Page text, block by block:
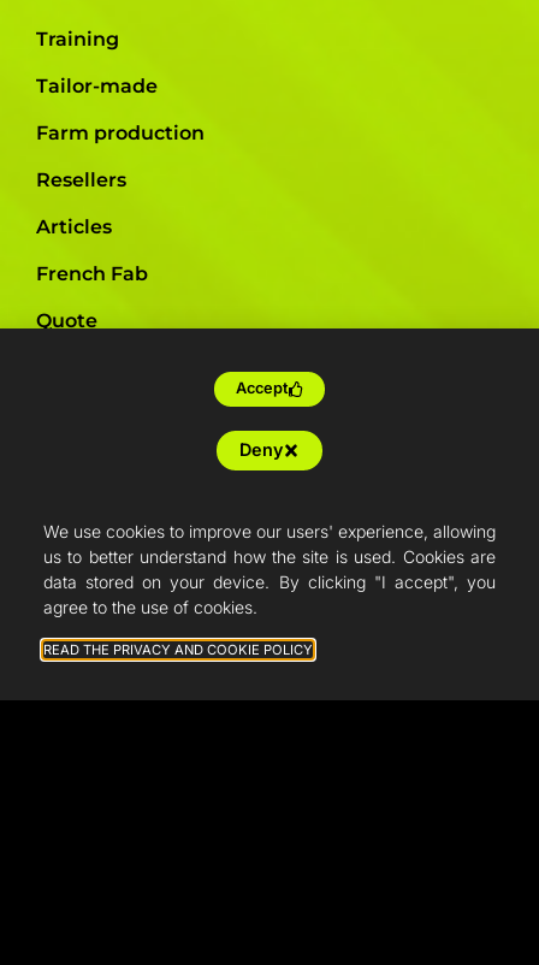
Training
Tailor-made
Farm production
Resellers
Articles
French Fab
Quote
We use cookies to improve our users' experience, allowing
us to better understand how the site is used. Cookies are
data stored on your device. By clicking "I accept", you
agree to the use of cookies.
READ THE PRIVACY AND COOKIE POLICY
Accept
Deny